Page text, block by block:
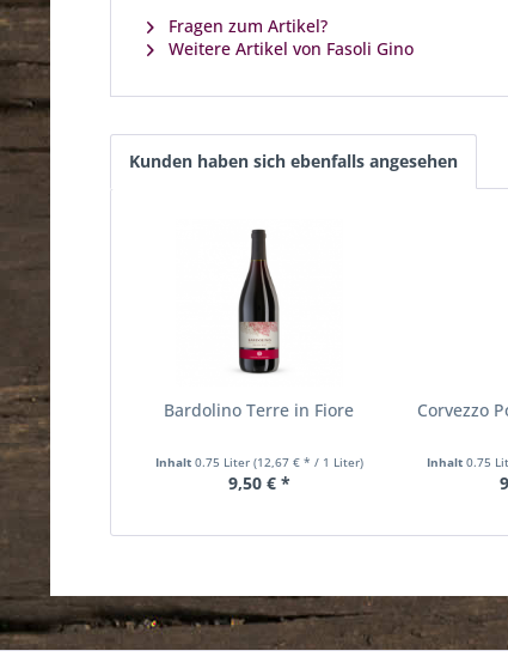
Fragen zum Artikel?
Weitere Artikel von Fasoli Gino
Kunden haben sich ebenfalls angesehen
Bardolino Terre in Fiore
Inhalt 0.75 Liter (12,67 € * / 1 Liter)
9,50 € *
Corvezzo
Inhalt0.75